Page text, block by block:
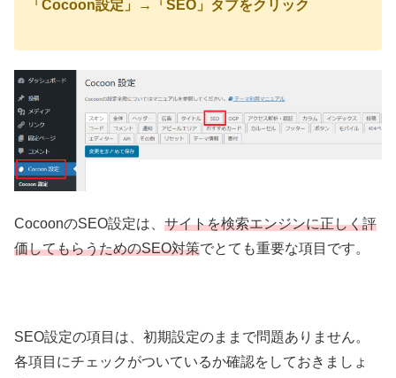
「Cocoon設定」→「SEO」タブをクリック
CocoonのSEO設定は、 サイトを検索エンジンに正しく評
価してもらうためのSEO対策でとても重要な項目です。
SEO設定の項目は、初期設定のままで問題ありません。
各項目にチェックがついているか確認をしておきましょ